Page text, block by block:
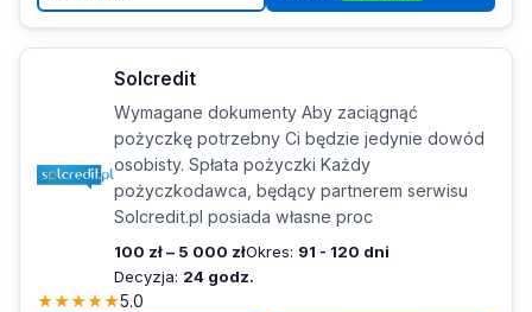
Solcredit
Wymagane dokumenty Aby zaciągnąć
pożyczkę potrzebny Ci będzie jedynie dowód
osobisty. Spłata pożyczki Każdy
pożyczkodawca, będący partnerem serwisu
Solcredit.pl posiada własne proc
100 zł – 5 000 złOkres: 91 - 120 dni
Decyzja: 24 godz.
★★★★★5.0